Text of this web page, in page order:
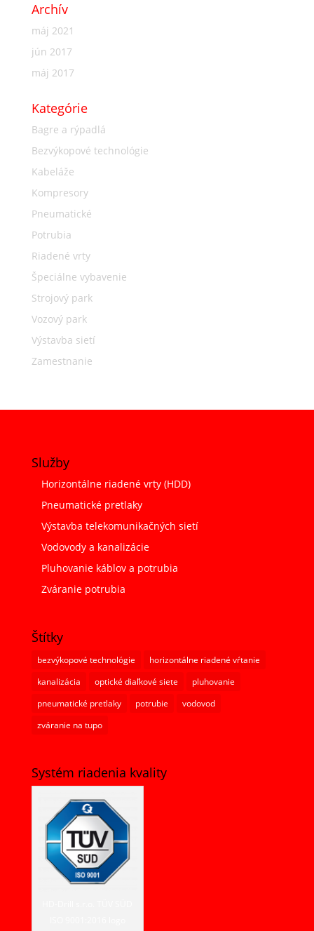
Archív
máj 2021
jún 2017
máj 2017
Kategórie
Bagre a rýpadlá
Bezvýkopové technológie
Kabeláže
Kompresory
Pneumatické
Potrubia
Riadené vrty
Špeciálne vybavenie
Strojový park
Vozový park
Výstavba sietí
Zamestnanie
Služby
Horizontálne riadené vrty (HDD)
Pneumatické pretlaky
Výstavba telekomunikačných sietí
Vodovody a kanalizácie
Pluhovanie káblov a potrubia
Zváranie potrubia
Štítky
bezvýkopové technológie
horizontálne riadené vŕtanie
kanalizácia
optické diaľkové siete
pluhovanie
pneumatické pretlaky
potrubie
vodovod
zváranie na tupo
Systém riadenia kvality